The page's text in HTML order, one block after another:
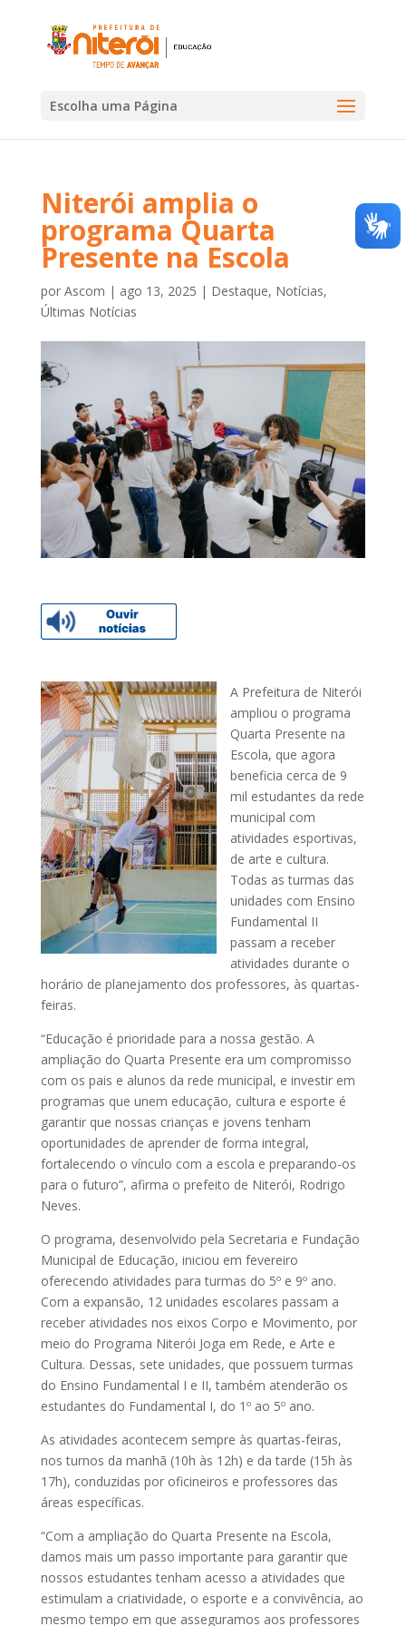
Escolha uma Página
Niterói amplia o
programa Quarta
Presente na Escola
por Ascom | ago 13, 2025 | Destaque, Notícias,
Últimas Notícias
A Prefeitura de Niterói
ampliou o programa
Quarta Presente na
Escola, que agora
beneficia cerca de 9
mil estudantes da rede
municipal com
atividades esportivas,
de arte e cultura.
Todas as turmas das
unidades com Ensino
Fundamental II
passam a receber
atividades durante o
horário de planejamento dos professores, às quartas-
feiras.
“Educação é prioridade para a nossa gestão. A
ampliação do Quarta Presente era um compromisso
com os pais e alunos da rede municipal, e investir em
programas que unem educação, cultura e esporte é
garantir que nossas crianças e jovens tenham
oportunidades de aprender de forma integral,
fortalecendo o vínculo com a escola e preparando-os
para o futuro”, afirma o prefeito de Niterói, Rodrigo
Neves.
O programa, desenvolvido pela Secretaria e Fundação
Municipal de Educação, iniciou em fevereiro
oferecendo atividades para turmas do 5º e 9º ano.
Com a expansão, 12 unidades escolares passam a
receber atividades nos eixos Corpo e Movimento, por
meio do Programa Niterói Joga em Rede, e Arte e
Cultura. Dessas, sete unidades, que possuem turmas
do Ensino Fundamental I e II, também atenderão os
estudantes do Fundamental I, do 1º ao 5º ano.
As atividades acontecem sempre às quartas-feiras,
nos turnos da manhã (10h às 12h) e da tarde (15h às
17h), conduzidas por oficineiros e professores das
áreas específicas.
“Com a ampliação do Quarta Presente na Escola,
damos mais um passo importante para garantir que
nossos estudantes tenham acesso a atividades que
estimulam a criatividade, o esporte e a convivência, ao
mesmo tempo em que asseguramos aos professores